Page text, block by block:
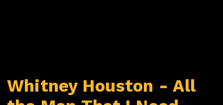
Whitney Houston - All